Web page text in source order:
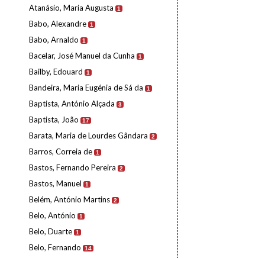
Atanásio, Maria Augusta 1
Babo, Alexandre 1
Babo, Arnaldo 1
Bacelar, José Manuel da Cunha 1
Bailby, Edouard 1
Bandeira, Maria Eugénia de Sá da 1
Baptista, António Alçada 3
Baptista, João 17
Barata, Maria de Lourdes Gândara 2
Barros, Correia de 1
Bastos, Fernando Pereira 2
Bastos, Manuel 1
Belém, António Martins 2
Belo, António 1
Belo, Duarte 1
Belo, Fernando 14